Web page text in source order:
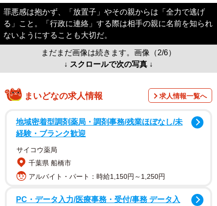
罪悪感は抱かず、「放置子」やその親からは「全力で逃げ
る」こと。「行政に連絡」する際は相手の親に名前を知られ
ないようにすることも大切だ。
まだまだ画像は続きます。画像（2/6）
↓ スクロールで次の写真 ↓
まいどなの求人情報 求人情報一覧へ
地域密着型調剤薬局・調剤事務/残業ほぼなし/未
経験・ブランク歓迎
サイコウ薬局
千葉県 船橋市
アルバイト・パート：時給1,150円～1,250円
PC・データ入力/医療事務・受付/事務 データ入